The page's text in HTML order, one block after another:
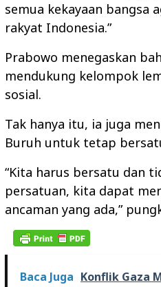
semua kekayaan bangsa
rakyat Indonesia.”
Prabowo menegaskan
mendukung kelompok
sosial.
Tak hanya itu, ia juga
Buruh untuk tetap
“Kita harus bersatu dan
persatuan, kita dapat
ancaman yang ada,”
Baca Juga Konflik Gaza